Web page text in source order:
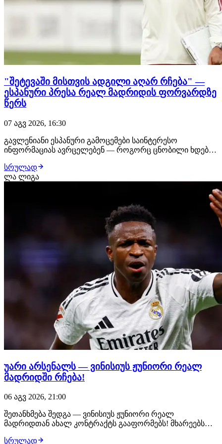
"შეტევაში მისთვის ადგილი აღარ რჩება" —
ესპანური პრესა რეალ მადრიდის ფორვარდზე
წერს
07 აგვ 2026, 16:30
გავლენიანი ესპანური გამოცემები საინტერესო
ინფორმაციას ავრცელებენ — როგორც ცნობილი ხდება,
დატოვოს. მიზეზი ისაა, რომ ჟოზე მოურინიო ბრაზილიელ
ფორვარდს დიდ სათამაშო დროს ვერ ჰპირდება,
სრულად
ლა ლიგა
უარი არსენალს — ვინისიუს ჟუნიორი რეალ
მადრიდში რჩება!
06 აგვ 2026, 21:00
შეთანხმება შედგა — ვინისიუს ჟუნიორი რეალ
მადრიდთან ახალ კონტრაქტს გააფორმებს! მხარეებს
სრულად